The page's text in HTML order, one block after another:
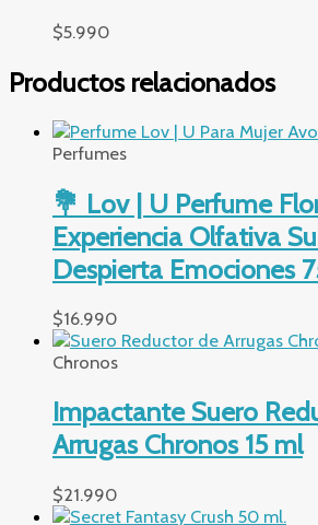
$5.990
Productos relacionados
Perfumes
💐 Lov | U Perfume
Experiencia Olfativa
Despierta Emociones
$16.990
Chronos
Impactante Suero
Arrugas Chronos 15 ml
$21.990